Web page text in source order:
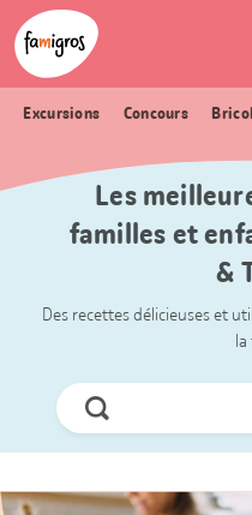
Signets
de
navigation
Header
Logo
Excursions Concours
Les
familles et
&
Des recettes délicieuses et
la
Chercher